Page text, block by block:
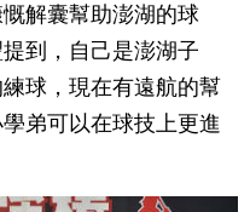
解囊幫助澎湖的球
到，自己是澎湖子
球，現在有遠航的幫
弟可以在球技上更進